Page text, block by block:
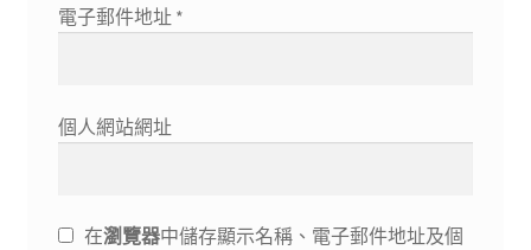
電子郵件地址 *
個人網站網址
在瀏覽器中儲存顯示名稱、電子郵件地址及個